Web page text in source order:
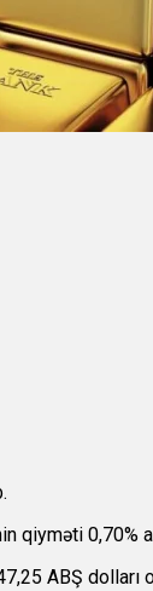
qiyməti 0,70%
ABŞ dolları